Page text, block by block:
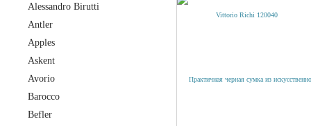
Alessandro Birutti
Antler
Apples
Askent
Avorio
Barocco
Befler